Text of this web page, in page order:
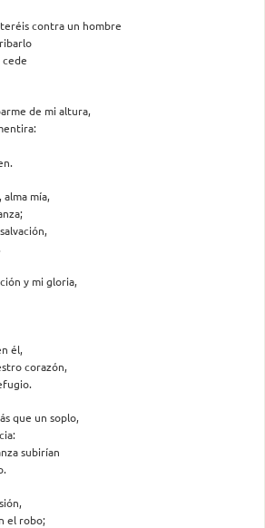
contra un hombre
cede
de mi altura,
alma mía,
y mi gloria,
él,
corazón,
que un soplo,
subirían
el robo;